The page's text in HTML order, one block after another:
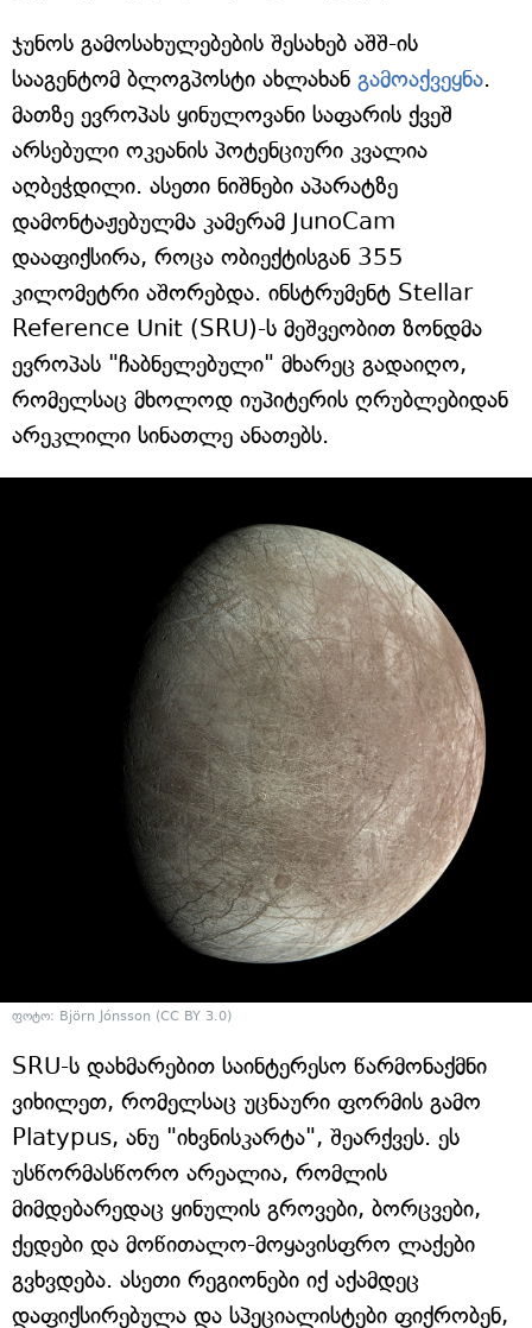
ჯუნოს გამოსახულებების შესახებ აშშ-ის
სააგენტომ ბლოგპოსტი ახლახან გამოაქვეყნა.
მათზე ევროპას ყინულოვანი საფარის ქვეშ
არსებული ოკეანის პოტენციური კვალია
აღბეჭდილი. ასეთი ნიშნები აპარატზე
დამონტაჟებულმა კამერამ JunoCam
დააფიქსირა, როცა ობიექტისგან 355
კილომეტრი აშორებდა. ინსტრუმენტ Stellar
Reference Unit (SRU)-ს მეშვეობით ზონდმა
ევროპას "ჩაბნელებული" მხარეც გადაიღო,
რომელსაც მხოლოდ იუპიტერის ღრუბლებიდან
არეკლილი სინათლე ანათებს.
ფოტო: Björn Jónsson (CC BY 3.0)
SRU-ს დახმარებით საინტერესო წარმონაქმნი
ვიხილეთ, რომელსაც უცნაური ფორმის გამო
Platypus, ანუ "იხვნისკარტა", შეარქვეს. ეს
უსწორმასწორო არეალია, რომლის
მიმდებარედაც ყინულის გროვები, ბორცვები,
ქედები და მოწითალო-მოყავისფრო ლაქები
გვხვდება. ასეთი რეგიონები იქ აქამდეც
დაფიქსირებულა და სპეციალისტები ფიქრობენ,